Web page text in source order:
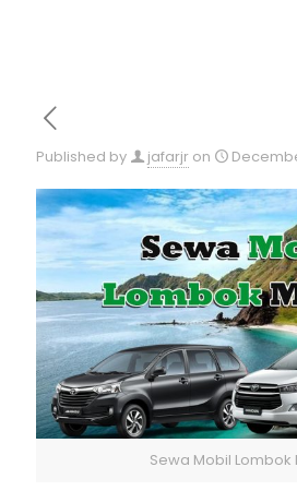
Published by jafarjr on
Sewa Mobil Lombok